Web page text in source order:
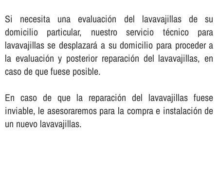
Si necesita una evaluación del lavavajillas de su
domicilio particular, nuestro servicio técnico para
lavavajillas se desplazará a su domicilio para proceder a
la evaluación y posterior reparación del lavavajillas, en
caso de que fuese posible.
En caso de que la reparación del lavavajillas fuese
inviable, le asesoraremos para la compra e instalación de
un nuevo lavavajillas.